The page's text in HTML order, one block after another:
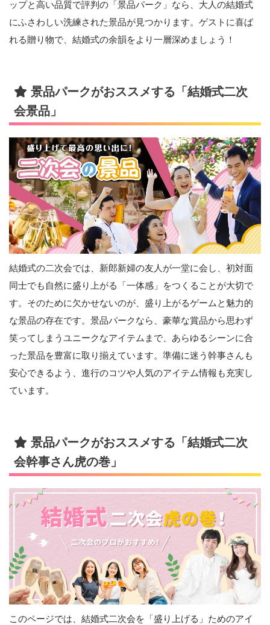
ップと高い品質で評判の「景品パーク」なら、大人の結婚式
にふさわしい洗練された景品が見つかります。ゲストに喜ば
れる贈り物で、結婚式の余韻をより一層深めましょう！
景品パークがおススメする「結婚式二次
会景品」
結婚式の二次会では、新郎新婦の友人が一堂に会し、初対面
同士でも自然に盛り上がる「一体感」をつくることが大切で
す。そのために欠かせないのが、盛り上がるゲームと魅力的
な景品の存在です。景品パークなら、豪華な賞品から思わず
笑ってしまうユニークなアイテムまで、あらゆるシーンに合
った景品を豊富に取り揃えています。準備に迷う幹事さんも
安心できるよう、進行のコツや人気のアイテム情報も充実し
ています。
景品パークがおススメする「結婚式二次
会幹事さん虎の巻」
このページでは、結婚式二次会を「盛り上げる」ためのアイ